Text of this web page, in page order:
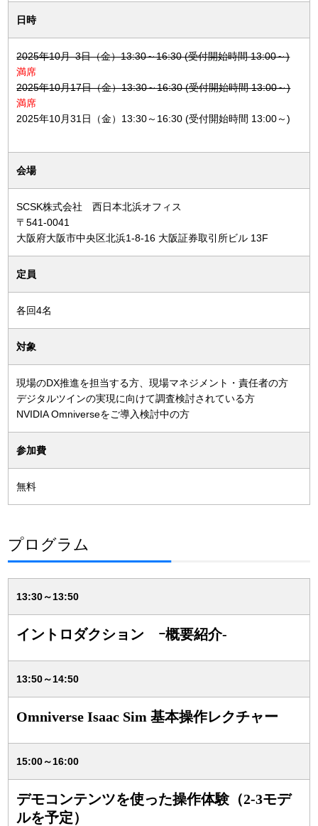
日時
2025年10月 3日（金）13:30～16:30 (受付開始時間 13:00～)
満席
2025年10月17日（金）13:30～16:30 (受付開始時間 13:00～)
満席
2025年10月31日（金）13:30～16:30 (受付開始時間 13:00～)
会場
SCSK株式会社 西日本北浜オフィス
〒541-0041
大阪府大阪市中央区北浜1-8-16 大阪証券取引所ビル 13F
定員
各回4名
対象
現場のDX推進を担当する方、現場マネジメント・責任者の方
デジタルツインの実現に向けて調査検討されている方
NVIDIA Omniverseをご導入検討中の方
参加費
無料
プログラム
13:30～13:50
イントロダクション ｰ概要紹介-
13:50～14:50
Omniverse Isaac Sim 基本操作レクチャー
15:00～16:00
デモコンテンツを使った操作体験（2-3モデ
ルを予定）